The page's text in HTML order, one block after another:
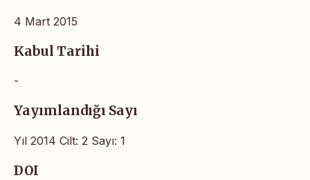
4 Mart 2015
Kabul Tarihi
-
Yayımlandığı Sayı
Yıl 2014 Cilt: 2 Sayı: 1
DOI